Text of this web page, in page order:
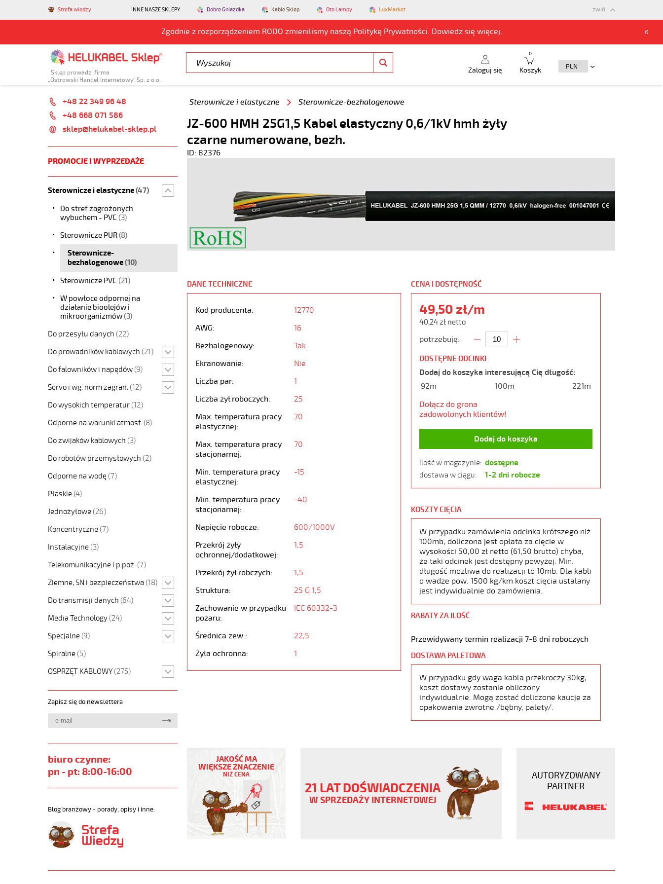
Strefa wiedzy INNE NASZE SKLEPY Dobre Gniazdka Kable Sklep Oto Lampy LuxMarket
Zgodnie z rozporządzeniem RODO zmienilismy naszą Politykę Prywatności. Dowiedz się więcej. x
zwiń
Sklep prowadzi firma
„Ostrowski Handel Internetowy” Sp. z o.o.
Zaloguj się Koszyk
0
+48 22 349 96 48
+48 668 071 586
sklep@helukabel-sklep.pl
PROMOCJE I WYPRZEDAŻE
Sterownicze i elastyczne(47)
Do stref zagrożonych
wybuchem - PVC (3)
Sterownicze PUR(8)
Sterownicze-
bezhalogenowe(10)
Sterownicze PVC (21)
W powłoce odpornej na
działanie bioolejów i
mikroorganizmów(3)
Do przesyłu danych (22)
Do prowadników kablowych (21)
Do falowników i napędów (9)
Servo i wg. norm zagran. (12)
Do wysokich temperatur (12)
Odporne na warunki atmosf. (8)
Do zwijaków kablowych (3)
Do robotów przemysłowych (2)
Odporne na wodę (7)
Płaskie (4)
Jednożyłowe (26)
Koncentryczne (7)
Instalacyjne (3)
Telekomunikacyjne i p.poż. (7)
Ziemne, SN i bezpieczeństwa (18)
Do transmisji danych (64)
Media Technology (24)
Specjalne (9)
Spiralne (5)
OSPRZĘT KABLOWY (275)
Zapisz się do newslettera
biuro czynne:
pn - pt: 8:00-16:00
Blog branżowy - porady, opisy i inne:
Sterownicze i elastyczne Sterownicze-bezhalogenowe
JZ-600 HMH 25G1,5 Kabel elastyczny 0,6/1kV hmh żyły
czarne numerowane, bezh.
ID: 82376
DANE TECHNICZNE
Kod producenta:
12770
AWG:
16
Bezhalogenowy:
Tak
Ekranowanie:
Nie
Liczba par:
1
Liczba żył roboczych:
25
Max. temperatura pracy
elastycznej:
70
Max. temperatura pracy
stacjonarnej:
70
Min. temperatura pracy
elastycznej:
-15
Min. temperatura pracy
stacjonarnej:
-40
Napięcie robocze:
600/1000V
Przekrój żyły
ochronnej/dodatkowej:
1,5
Przekrój żył robczych:
1,5
Struktura:
25 G 1,5
Zachowanie w przypadku
pożaru:
IEC 60332-3
Średnica zew.:
22,5
Żyła ochronna:
1
CENA I DOSTĘPNOŚĆ
49,50 zł/m
40,24 zł netto
potrzebuję:
DOSTĘPNE ODCINKI
Dodaj do koszyka interesującą Cię długość:
92m
100m
221m
Dołącz do grona
zadowolonych klientów!
Dodaj do koszyka
ilość w magazynie: dostępne
dostawa w ciągu: 1-2 dni robocze
KOSZTY CIĘCIA
W przypadku zamówienia odcinka krótszego niż
100mb, doliczona jest opłata za cięcie w
wysokości 50,00 zł netto (61,50 brutto) chyba,
że taki odcinek jest dostępny powyżej. Min.
długość możliwa do realizacji to 10mb. Dla kabli
o wadze pow. 1500 kg/km koszt cięcia ustalany
jest indywidualnie do zamówienia.
RABATY ZA ILOŚĆ
Przewidywany termin realizacji 7-8 dni roboczych
DOSTAWA PALETOWA
W przypadku gdy waga kabla przekroczy 30kg,
koszt dostawy zostanie obliczony
indywidualnie. Mogą zostać doliczone kaucje za
opakowania zwrotne /bębny, palety/.
HMH
25G1,5
elastyczny
0,6/1kV
sklep.pl/upload/galleries/products/1539-
JAKOŚĆ MA
WIĘKSZE ZNACZENIE
NIŻ CENA
21 LAT DOŚWIADCZENIA
W SPRZEDAŻY INTERNETOWEJ
AUTORYZOWANY
PARTNER